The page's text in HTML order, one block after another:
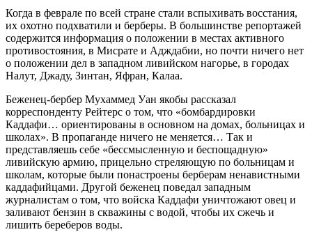
Когда в феврале по всей стране стали вспыхивать восстания,
их охотно подхватили и берберы. В большинстве репортажей
содержится информация о положении в местах активного
противостояния, в Мисрате и Адждабии, но почти ничего нет
о положении дел в западном ливийском нагорье, в городах
Налут, Джаду, Зинтан, Яфран, Калаа.
Беженец-бербер Мухаммед Уан якобы рассказал
корреспонденту Рейтерс о том, что «бомбардировки
Каддафи… ориентированы в основном на домах, больницах и
школах». В пропаганде ничего не меняется… Так и
представляешь себе «бессмысленную и беспощадную»
ливийскую армию, прицельно стреляющую по больницам и
школам, которые были понастроены берберам ненавистными
каддафийцами. Другой беженец поведал западным
журналистам о том, что войска Каддафи уничтожают овец и
заливают бензин в скважины с водой, чтобы их сжечь и
лишить береберов воды.